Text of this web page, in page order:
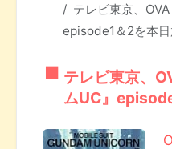
テレビ東京、
episode1＆2を本日
テレビ東京、
ムUC』